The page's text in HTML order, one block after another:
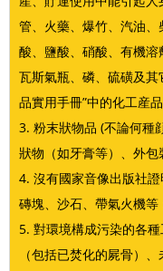
管、火藥、爆竹、汽油
酸、鹽酸、硝酸、有機溶
瓦斯氣瓶、磷、硫磺及
品實用手冊”中的化工産品
3. 粉末狀物品 (不論何種
狀物（如牙膏等）、外包
4. 沒有國家音像出版社證
磚塊、沙石、帶氣火機等
5. 對環境構成污染的各
（包括已焚化的屍骨）